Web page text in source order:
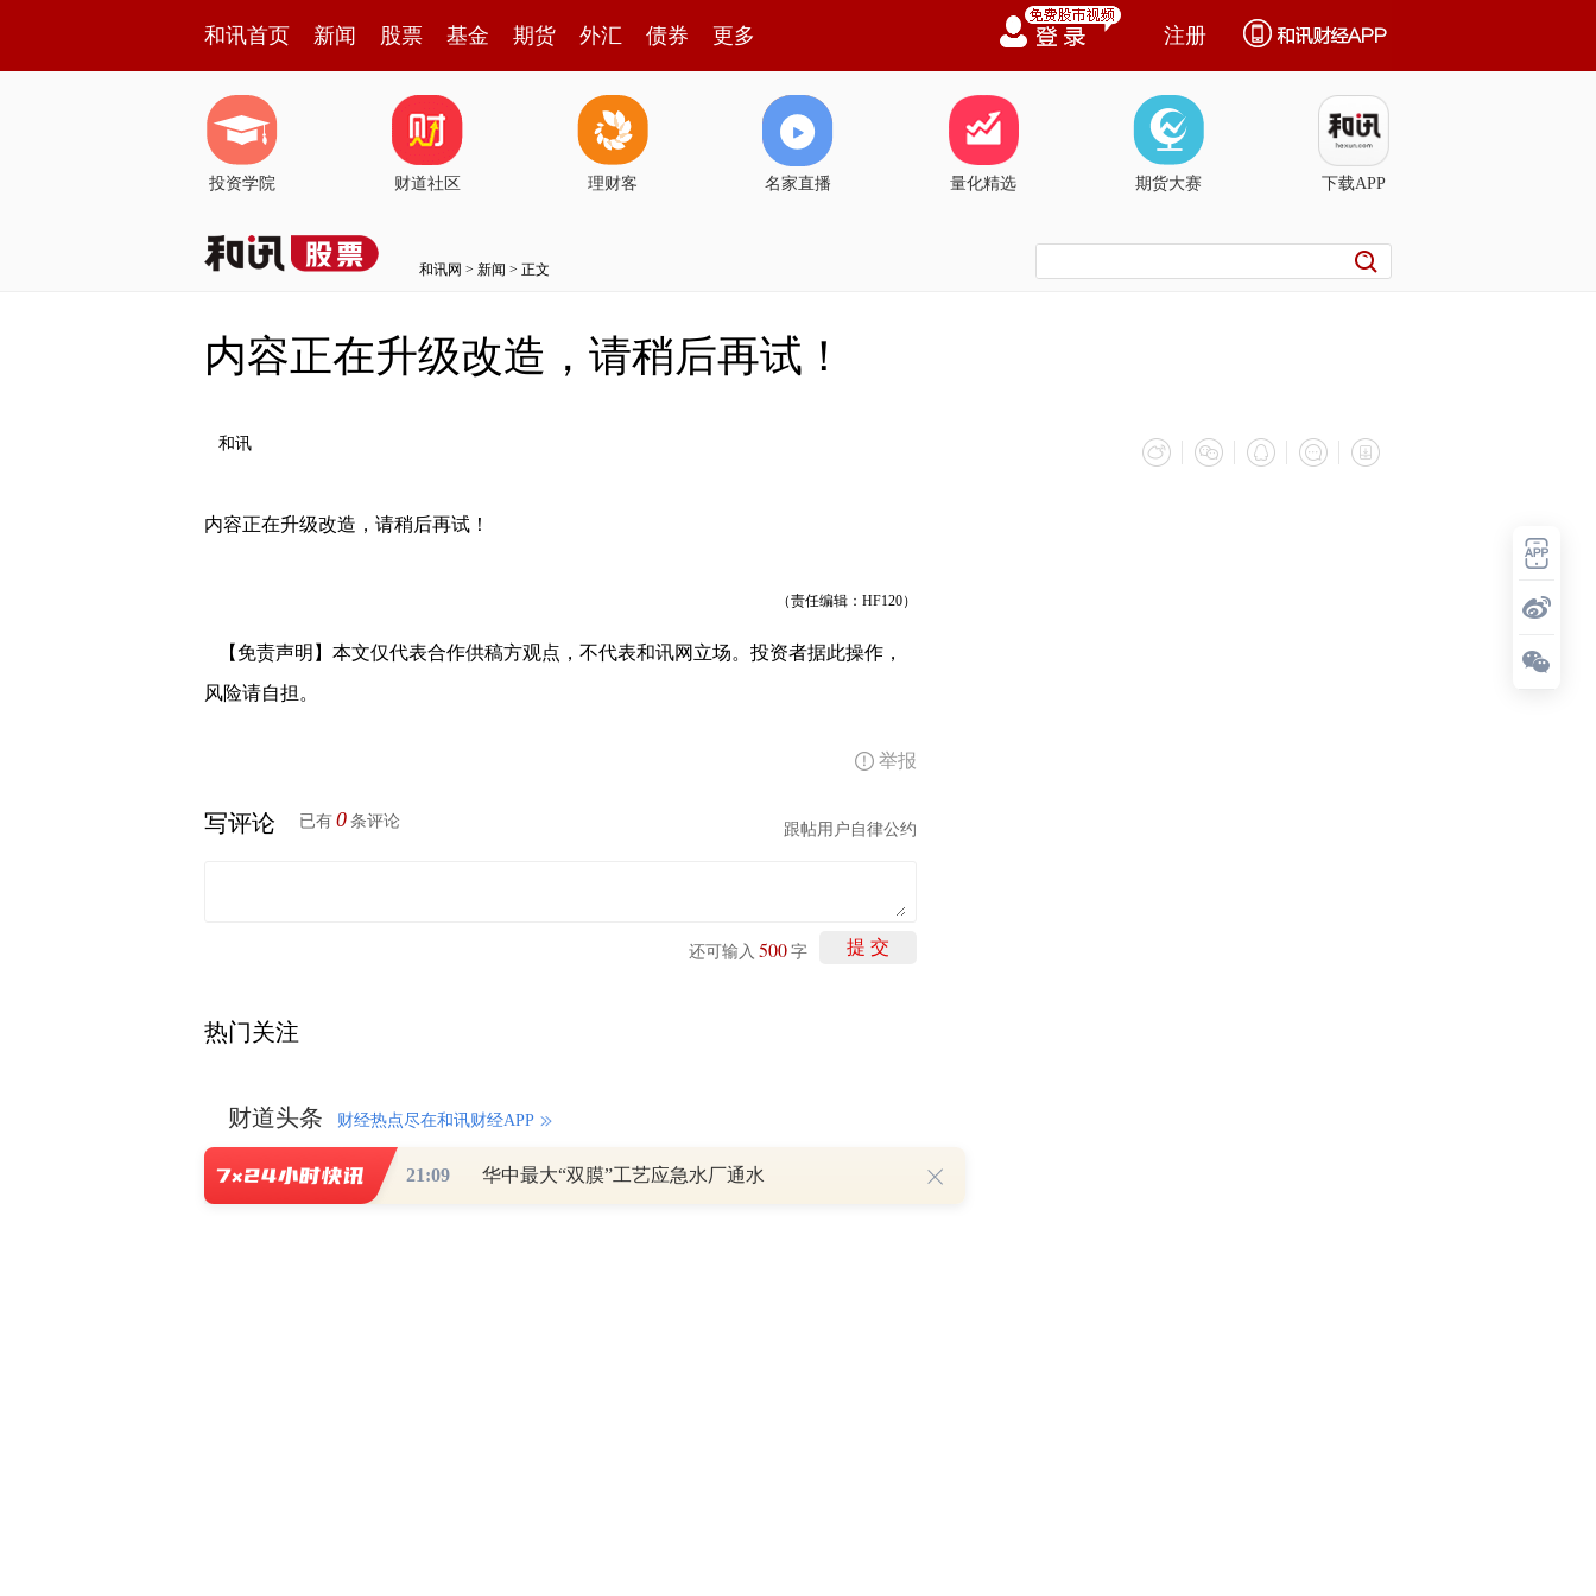
和讯首页 新闻 股票 基金 期货 外汇 债券 更多 注册
投资学院 财道社区 理财客 名家直播 量化精选 期货大赛 下载APP
和讯网 > 新闻 > 正文
内容正在升级改造，请稍后再试！
和讯
内容正在升级改造，请稍后再试！
（责任编辑：HF120）
【免责声明】本文仅代表合作供稿方观点，不代表和讯网立场。投资者据此操作，
风险请自担。
举报
写评论 已有 0 条评论 跟帖用户自律公约
提 交
还可输入 500 字
热门关注
财道头条 财经热点尽在和讯财经APP
21:09 华中最大“双膜”工艺应急水厂通水